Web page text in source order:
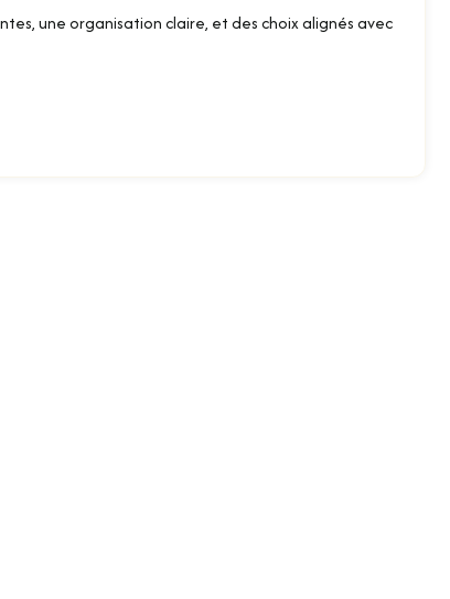
une organisation claire, et des choix alignés avec